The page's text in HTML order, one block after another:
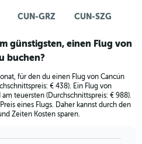
CUN-GRZ CUN-SZG
günstigsten, einen Flug von
buchen?
für den du einen Flug von Cancún
€ 438). Ein Flug von
teuersten (Durchschnittspreis: € 988).
eines Flugs. Daher kannst durch den
Zeiten Kosten sparen.